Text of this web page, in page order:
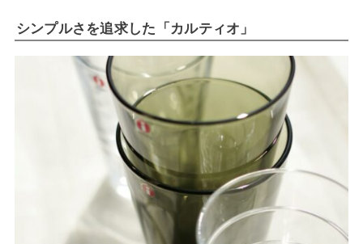
シンプルさを追求した「カルティオ」